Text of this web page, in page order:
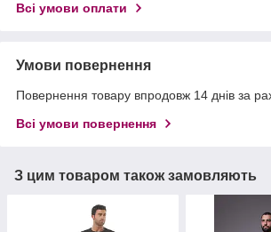
Всі умови оплати
Умови повернення
Повернення товару впродовж 14 днів за
Всі умови повернення
З цим товаром також замовляють